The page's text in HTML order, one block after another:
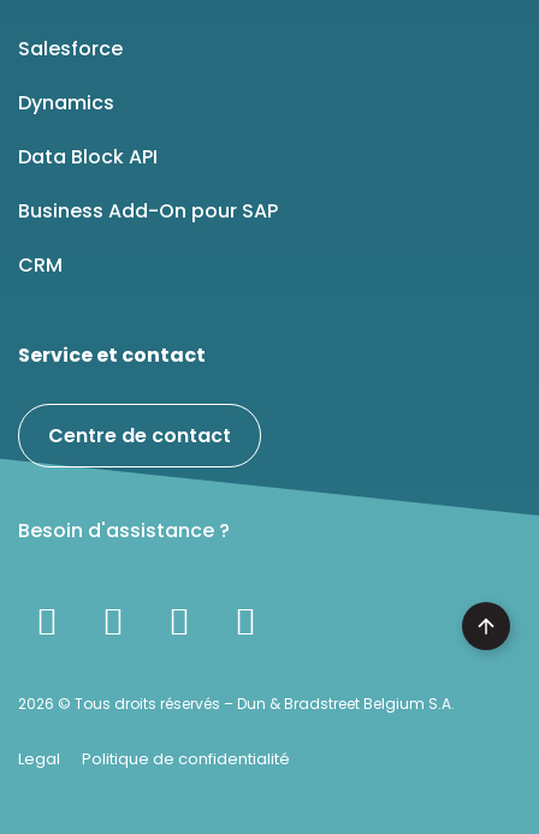
Salesforce
Dynamics
Data Block API
Business Add-On pour SAP
CRM
Service et contact
Centre de contact
Besoin d'assistance ?
2026 © Tous droits réservés – Dun & Bradstreet Belgium S.A.
Legal Politique de confidentialité